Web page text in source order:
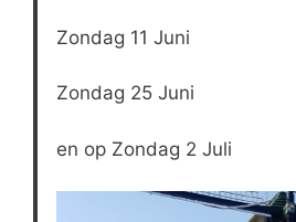
Zondag 11 Juni
Zondag 25 Juni
en op Zondag 2 Juli